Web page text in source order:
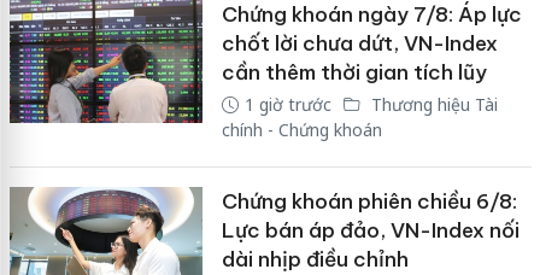
Chứng khoán ngày 7/8: Áp lực
chốt lời chưa dứt, VN-Index
cần thêm thời gian tích lũy
1 giờ trước
Thương hiệu Tài
chính - Chứng khoán
Chứng khoán phiên chiều 6/8:
Lực bán áp đảo, VN-Index nối
dài nhịp điều chỉnh